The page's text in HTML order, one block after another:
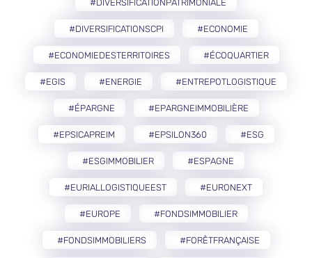
#DIVERSIFICATIONPATRIMONIALE
#DIVERSIFICATIONSCPI #ECONOMIE
#ECONOMIEDESTERRITOIRES #ÉCOQUARTIER
#EGIS #ENERGIE #ENTREPOTLOGISTIQUE
#ÉPARGNE #EPARGNEIMMOBILIÈRE
#EPSICAPREIM #EPSILON360 #ESG
#ESGIMMOBILIER #ESPAGNE
#EURIALLOGISTIQUEEST #EURONEXT
#EUROPE #FONDSIMMOBILIER
#FONDSIMMOBILIERS #FORÊTFRANÇAISE